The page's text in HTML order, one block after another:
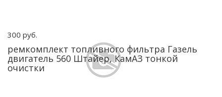
300 руб.
ремкомплект топливного фильтра Газель
двигатель 560 Штайер, КамАЗ тонкой
очистки